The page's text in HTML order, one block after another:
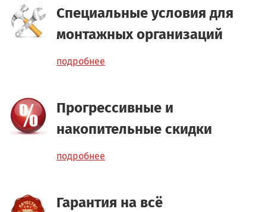
Специальные условия для
монтажных организаций
подробнее
Прогрессивные и
накопительные скидки
подробнее
Гарантия на всё